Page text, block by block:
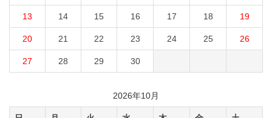
13 14 15 16 17 18 19
20 21 22 23 24 25 26
27 28 29 30
2026年10月